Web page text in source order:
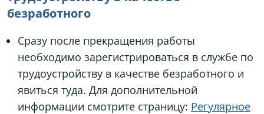
безработного
Сразу после прекращения работы
необходимо зарегистрироваться в службе по
трудоустройству в качестве безработного и
явиться туда. Для дополнительной
информации смотрите страницу: Регулярное